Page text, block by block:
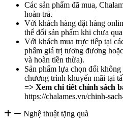
Các sản phẩm đã mua,
hoàn trả.
Với khách hàng đặt hàng
thể đổi sản phẩm khi chưa
Với khách mua trực tiếp tại
phẩm giá trị tương đương
và hoàn tiền thừa).
Sản phẩm lựa chọn đổi
chương trình khuyến mãi tại
=> Xem chi tiết chính sách
https://chalames.vn/chinh-
Nghệ thuật tặng quà